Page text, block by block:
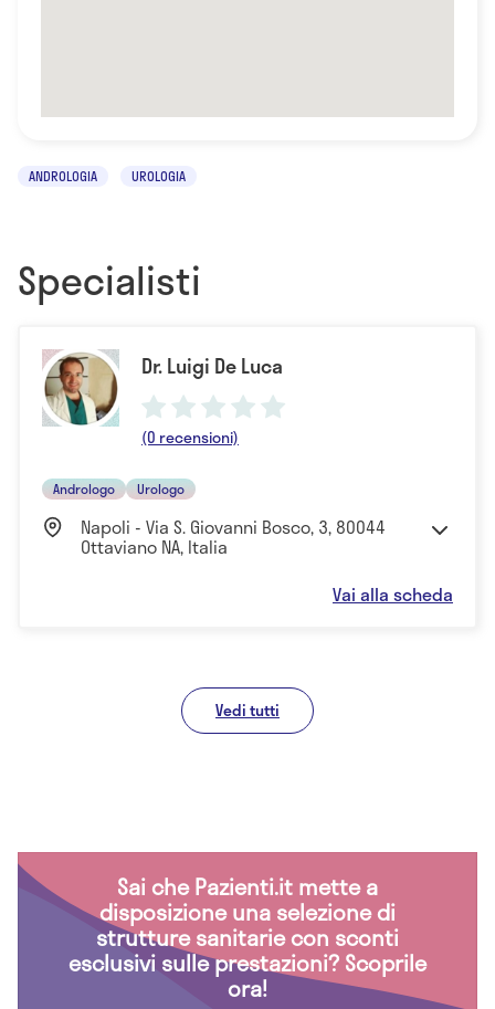
ANDROLOGIA UROLOGIA
Specialisti
Dr. Luigi De Luca
(0 recensioni)
Andrologo Urologo
Napoli - Via S. Giovanni Bosco, 3, 80044
Ottaviano NA, Italia
Vai alla scheda
Vedi tutti
Sai che Pazienti.it mette a
disposizione una selezione di
strutture sanitarie con sconti
esclusivi sulle prestazioni? Scoprile
ora!